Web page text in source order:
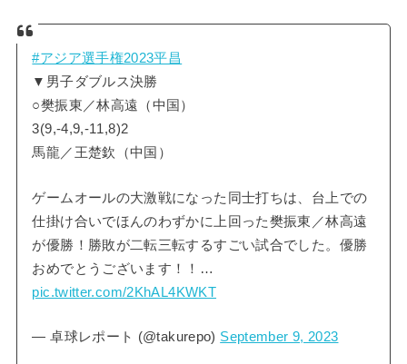
#アジア選手権2023平昌
▼男子ダブルス決勝
○樊振東／林高遠（中国）
3(9,-4,9,-11,8)2
馬龍／王楚欽（中国）
ゲームオールの大激戦になった同士打ちは、台上での
仕掛け合いでほんのわずかに上回った樊振東／林高遠
が優勝！勝敗が二転三転するすごい試合でした。優勝
おめでとうございます！！…
pic.twitter.com/2KhAL4KWKT
— 卓球レポート (@takurepo) September 9, 2023